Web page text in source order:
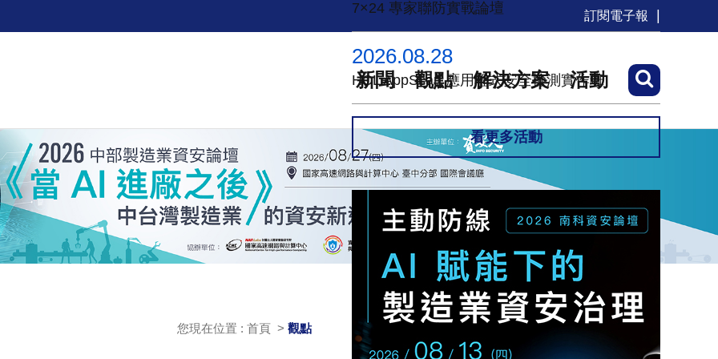
訂閱電子報
新聞 觀點 解決方案 活動
您現在位置 : 首頁 > 觀點
7×24 專家聯防實戰論壇
2026.08.28
HCL AppScan 應用程式安全檢測實作班
看更多活動